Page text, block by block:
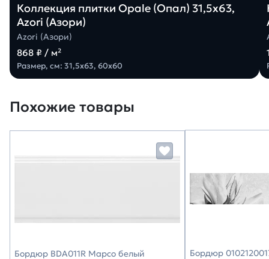
Коллекция плитки Opale (Опал) 31,5х63,
Azori (Азори)
Azori (Азори)
868 ₽ / м²
Размер, см: 31,5х63, 60х60
Похожие товары
Бордюр BDA011R Марсо белый
Бордюр